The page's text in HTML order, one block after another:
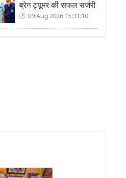
ब्रेन ट्यूमर की सफल सर्जरी
09 Aug 2026 15:31:10